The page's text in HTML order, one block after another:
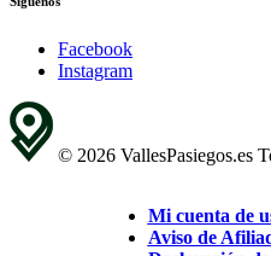
Facebook
Instagram
© 2026 VallesPasiegos.es
Mi cuenta de
Aviso de